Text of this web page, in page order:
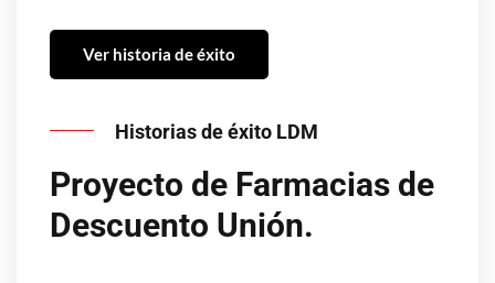
Ver historia de éxito
Historias de éxito LDM
Proyecto de Farmacias de
Descuento Unión.